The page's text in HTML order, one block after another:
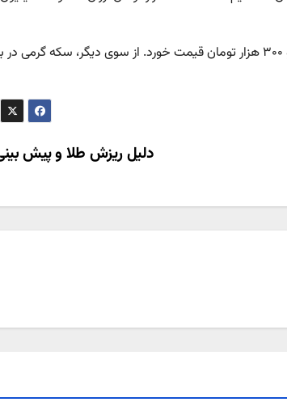
دلیل ریزش طلا و پیش